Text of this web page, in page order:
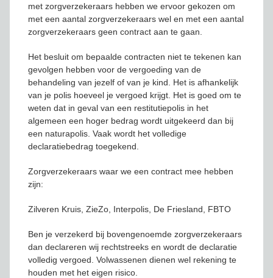
met zorgverzekeraars hebben we ervoor gekozen om
met een aantal zorgverzekeraars wel en met een aantal
zorgverzekeraars geen contract aan te gaan.
Het besluit om bepaalde contracten niet te tekenen kan
gevolgen hebben voor de vergoeding van de
behandeling van jezelf of van je kind. Het is afhankelijk
van je polis hoeveel je vergoed krijgt. Het is goed om te
weten dat in geval van een restitutiepolis in het
algemeen een hoger bedrag wordt uitgekeerd dan bij
een naturapolis. Vaak wordt het volledige
declaratiebedrag toegekend.
Zorgverzekeraars waar we een contract mee hebben
zijn:
Zilveren Kruis, ZieZo, Interpolis, De Friesland, FBTO
Ben je verzekerd bij bovengenoemde zorgverzekeraars
dan declareren wij rechtstreeks en wordt de declaratie
volledig vergoed. Volwassenen dienen wel rekening te
houden met het eigen risico.